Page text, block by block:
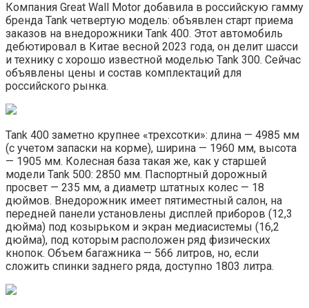
Компания Great Wall Motor добавила в российскую гамму
бренда Tank четвертую модель: объявлен старт приема
заказов на внедорожники Tank 400. Этот автомобиль
дебютировал в Китае весной 2023 года, он делит шасси
и технику с хорошо известной моделью Tank 300. Сейчас
объявлены цены и состав комплектаций для
российского рынка.
Tank 400 заметно крупнее «трехсотки»: длина — 4985 мм
(с учетом запаски на корме), ширина — 1960 мм, высота
— 1905 мм. Колесная база такая же, как у старшей
модели Tank 500: 2850 мм. Паспортный дорожный
просвет — 235 мм, а диаметр штатных колес — 18
дюймов. Внедорожник имеет пятиместный салон, на
передней панели установлены дисплей приборов (12,3
дюйма) под козырьком и экран медиасистемы (16,2
дюйма), под которым расположен ряд физических
кнопок. Объем багажника — 566 литров, но, если
сложить спинки заднего ряда, доступно 1803 литра.